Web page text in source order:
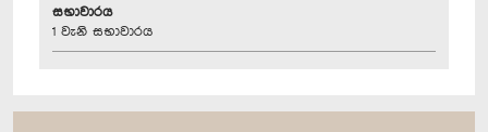
සභාවාරය
1 වැනි සභාවාරය